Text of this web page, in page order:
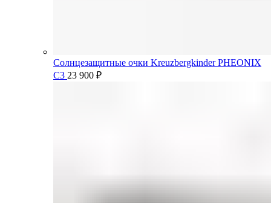
Солнцезащитные очки Kreuzbergkinder PHEONIX
C3 23 900 ₽